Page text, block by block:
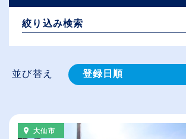
絞り込み検索
並び替え 登録⽇順
（⾼卒の給与を基準）
大仙市